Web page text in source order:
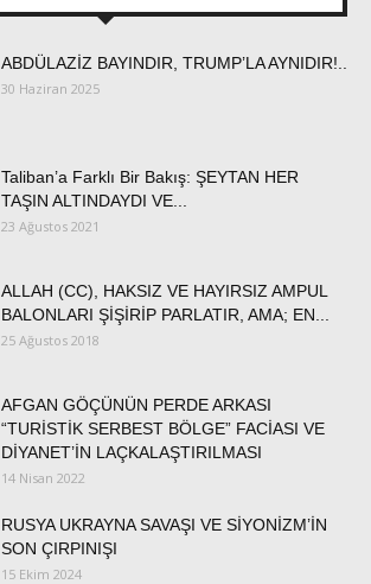
ABDÜLAZİZ BAYINDIR, TRUMP’LA AYNIDIR!..
30 Haziran 2025
Taliban’a Farklı Bir Bakış: ŞEYTAN HER
TAŞIN ALTINDAYDI VE...
23 Ağustos 2021
ALLAH (CC), HAKSIZ VE HAYIRSIZ AMPUL
BALONLARI ŞİŞİRİP PARLATIR, AMA; EN...
25 Ağustos 2018
AFGAN GÖÇÜNÜN PERDE ARKASI
“TURİSTİK SERBEST BÖLGE” FACİASI VE
DİYANET’İN LAÇKALAŞTIRILMASI
14 Nisan 2022
RUSYA UKRAYNA SAVAŞI VE SİYONİZM’İN
SON ÇIRPINIŞI
15 Ekim 2024